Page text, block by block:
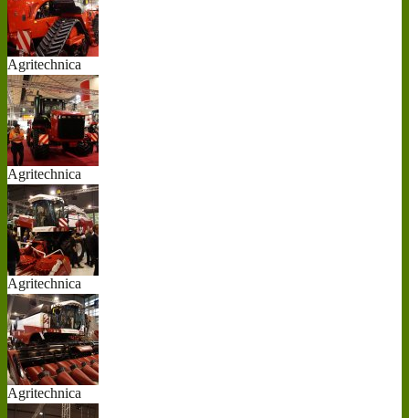
Agritechnica
20...
Agritechnica
20...
Agritechnica
20...
Agritechnica
20...